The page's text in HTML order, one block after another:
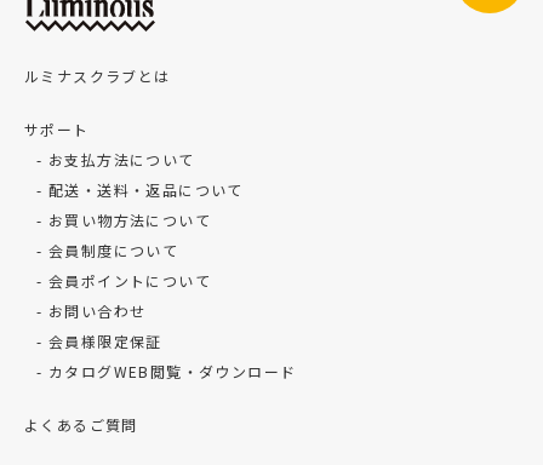
ルミナスクラブとは
サポート
お支払方法について
配送・送料・返品について
お買い物方法について
会員制度について
会員ポイントについて
お問い合わせ
会員様限定保証
カタログWEB閲覧・ダウンロード
よくあるご質問